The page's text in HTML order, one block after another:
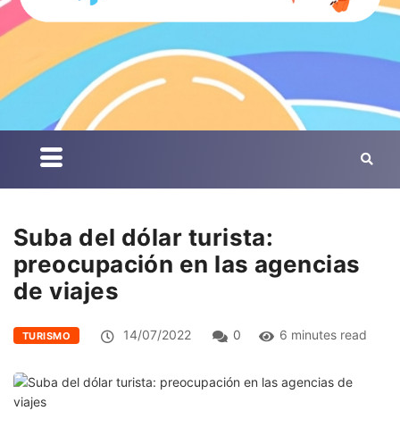
Suba del dólar turista:
preocupación en las agencias
de viajes
TURISMO 14/07/2022 0 6 minutes read